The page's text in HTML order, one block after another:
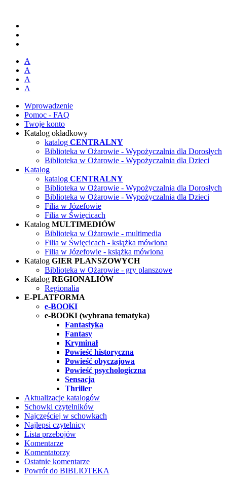
A
A
A
A
Wprowadzenie
Pomoc - FAQ
Twoje konto
Katalog okładkowy
katalog CENTRALNY
Biblioteka w Ożarowie - Wypożyczalnia dla Dorosłych
Biblioteka w Ożarowie - Wypożyczalnia dla Dzieci
Katalog
katalog CENTRALNY
Biblioteka w Ożarowie - Wypożyczalnia dla Dorosłych
Biblioteka w Ożarowie - Wypożyczalnia dla Dzieci
Filia w Józefowie
Filia w Święcicach
Katalog MULTIMEDIÓW
Biblioteka w Ożarowie - multimedia
Filia w Święcicach - książka mówiona
Filia w Józefowie - książka mówiona
Katalog GIER PLANSZOWYCH
Biblioteka w Ożarowie - gry planszowe
Katalog REGIONALIÓW
Regionalia
E-PLATFORMA
e-BOOKI
e-BOOKI (wybrana tematyka)
Fantastyka
Fantasy
Kryminał
Powieść historyczna
Powieść obyczajowa
Powieść psychologiczna
Sensacja
Thriller
Aktualizacje katalogów
Schowki czytelników
Najczęściej w schowkach
Najlepsi czytelnicy
Lista przebojów
Komentarze
Komentatorzy
Ostatnie komentarze
Powrót do BIBLIOTEKA